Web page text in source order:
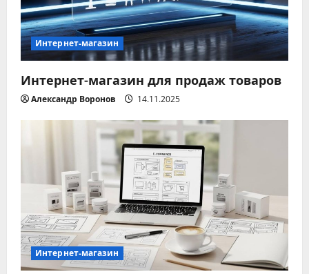
о
з
а
п
м
Интернет-магазин
Интернет-магазин для продаж товаров
Александр Воронов 14.11.2025
Интернет-магазин